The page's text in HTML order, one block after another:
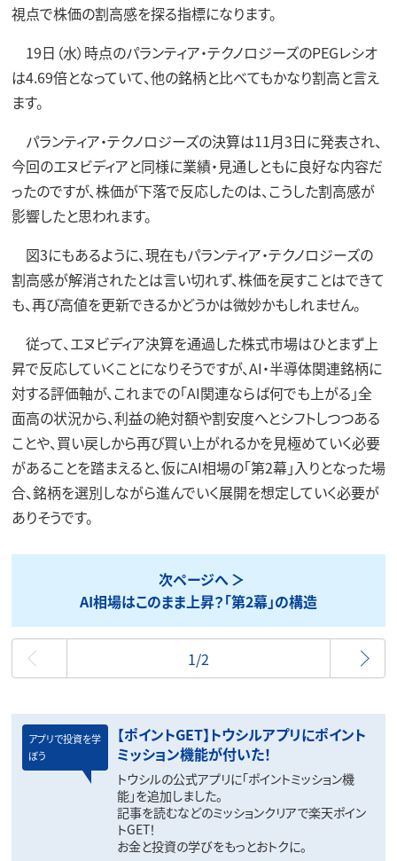
視点で株価の割高感を探る指標になります。
19日（水）時点のパランティア・テクノロジーズのPEGレシオ
は4.69倍となっていて、他の銘柄と比べてもかなり割高と言え
ます。
パランティア・テクノロジーズの決算は11月3日に発表され、
今回のエヌビディアと同様に業績・見通しともに良好な内容だ
ったのですが、株価が下落で反応したのは、こうした割高感が
影響したと思われます。
図3にもあるように、現在もパランティア・テクノロジーズの
割高感が解消されたとは言い切れず、株価を戻すことはできて
も、再び高値を更新できるかどうかは微妙かもしれません。
従って、エヌビディア決算を通過した株式市場はひとまず上
昇で反応していくことになりそうですが、AI・半導体関連銘柄に
対する評価軸が、これまでの「AI関連ならば何でも上がる」全
面高の状況から、利益の絶対額や割安度へとシフトしつつある
ことや、買い戻しから再び買い上がれるかを見極めていく必要
があることを踏まえると、仮にAI相場の「第2幕」入りとなった場
合、銘柄を選別しながら進んでいく展開を想定していく必要が
ありそうです。
次ページへ
AI相場はこのまま上昇？「第2幕」の構造
最初
1/2
アプリで投資を学
ぼう
【ポイントGET】トウシルアプリにポイント
ミッション機能が付いた！
トウシルの公式アプリに「ポイントミッション機
能」を追加しました。
記事を読むなどのミッションクリアで楽天ポイン
トGET！
お金と投資の学びをもっとおトクに。